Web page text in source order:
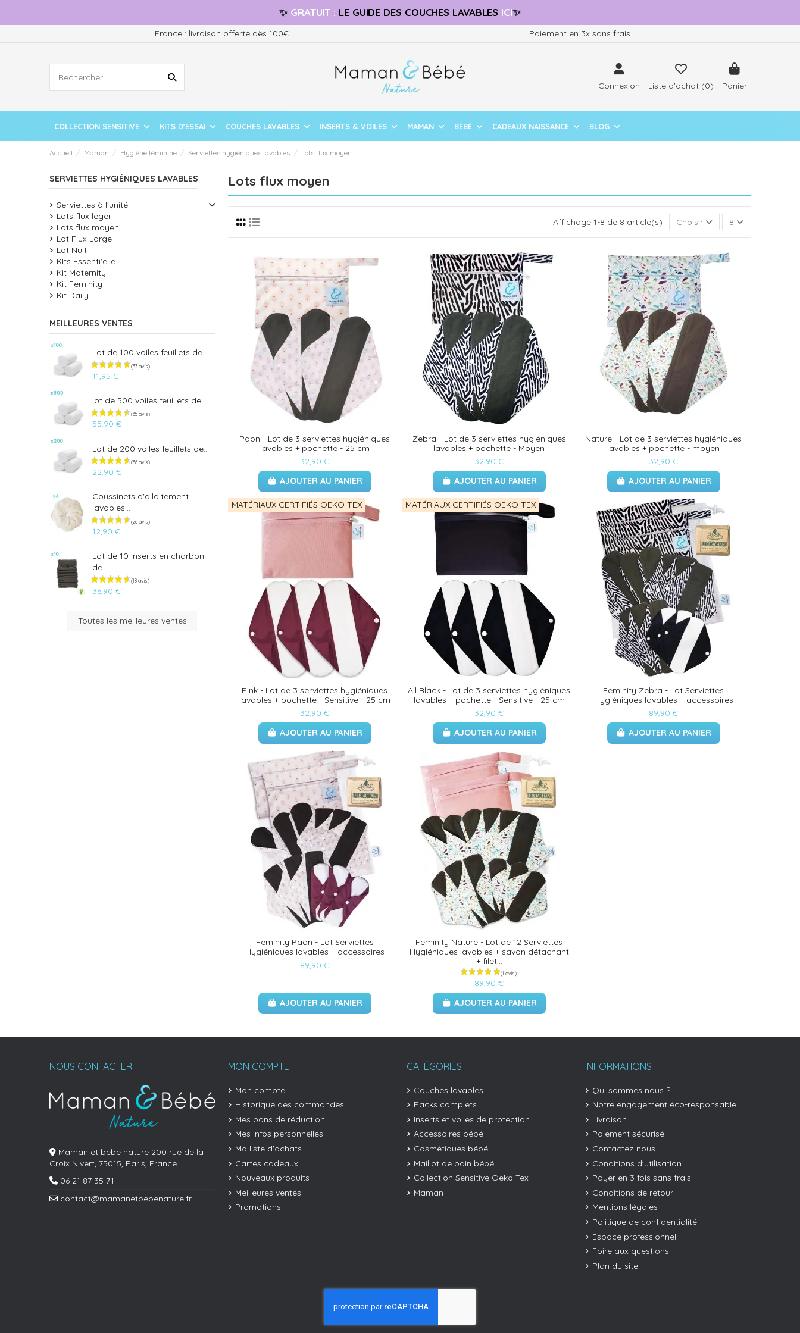
✨ GRATUIT : LE GUIDE DES COUCHES LAVABLES ICI✨
France : livraison offerte dès 100€ Paiement en 3x sans frais
Connexion Liste d'achat (0) Panier
COLLECTION SENSITIVE KITS D'ESSAI COUCHES LAVABLES INSERTS & VOILES MAMAN BÉBÉ CADEAUX NAISSANCE BLOG
Accueil Maman Hygiène féminine Serviettes hygiéniques lavables Lots flux moyen
Lots flux moyen
Affichage 1-8 de 8 article(s) Choisir 8
Paon - Lot de 3 serviettes hygiéniques
lavables + pochette - 25 cm
32,90 €
AJOUTER AU PANIER
Zebra - Lot de 3 serviettes hygiéniques
lavables + pochette - Moyen
32,90 €
AJOUTER AU PANIER
Nature - Lot de 3 serviettes hygiéniques
lavables + pochette - moyen
32,90 €
AJOUTER AU PANIER
MATÉRIAUX CERTIFIÉS OEKO TEX
Pink - Lot de 3 serviettes hygiéniques
lavables + pochette - Sensitive - 25 cm
32,90 €
AJOUTER AU PANIER
MATÉRIAUX CERTIFIÉS OEKO TEX
All Black - Lot de 3 serviettes hygiéniques
lavables + pochette - Sensitive - 25 cm
32,90 €
AJOUTER AU PANIER
Feminity Zebra - Lot Serviettes
Hygiéniques lavables + accessoires
89,90 €
AJOUTER AU PANIER
Feminity Paon - Lot Serviettes
Hygiéniques lavables + accessoires
89,90 €
AJOUTER AU PANIER
Feminity Nature - Lot de 12 Serviettes
Hygiéniques lavables + savon détachant
+ filet...
89,90 €
AJOUTER AU PANIER
SERVIETTES HYGIÉNIQUES LAVABLES
Serviettes à l'unité
Lots flux léger
Lots flux moyen
Lot Flux Large
Lot Nuit
KIts Essenti'elle
Kit Maternity
Kit Feminity
Kit Daily
MEILLEURES VENTES
Lot de 100 voiles feuillets de...
11,95 €
lot de 500 voiles feuillets de...
55,90 €
Lot de 200 voiles feuillets de...
22,90 €
Coussinets d'allaitement
lavables...
12,90 €
Lot de 10 inserts en charbon
de...
36,90 €
Toutes les meilleures ventes
NOUS CONTACTER
Maman et bebe nature 200 rue de la
Croix Nivert, 75015, Paris, France
06 21 87 35 71
contact@mamanetbebenature.fr
MON COMPTE
Mon compte
Historique des commandes
Mes bons de réduction
Mes infos personnelles
Ma liste d'achats
Cartes cadeaux
Nouveaux produits
Meilleures ventes
Promotions
CATÉGORIES
Couches lavables
Packs complets
Inserts et voiles de protection
Accessoires bébé
Cosmétiques bébé
Maillot de bain bébé
Collection Sensitive Oeko Tex
Maman
INFORMATIONS
Qui sommes nous ?
Notre engagement éco-responsable
Livraison
Paiement sécurisé
Contactez-nous
Conditions d'utilisation
Payer en 3 fois sans frais
Conditions de retour
Mentions légales
Politique de confidentialité
Espace professionnel
Foire aux questions
Plan du site